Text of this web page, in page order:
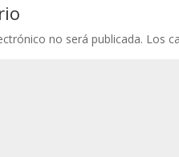
no será publicada. Los